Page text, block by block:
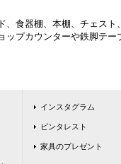
食器棚、本棚、チェス
プカウンターや鉄脚テ
インスタグラム
ピンタレスト
家具のプレゼント